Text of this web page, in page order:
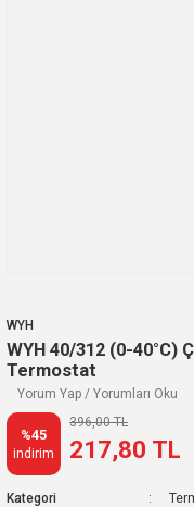
WYH
WYH 40/312 (0-40°C)
Termostat
Yorum Yap / Yorumları Oku
%45
indirim
396,00 TL
217,80 TL
Kategori